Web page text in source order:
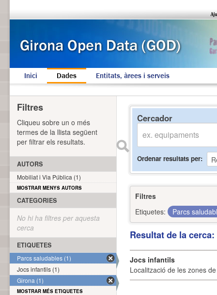
Inici Dades Entitats, àrees i serveis
Cercador
Ordenar resultats per
Filtres
Etiquetes:
Parcs
Resultat de la
Jocs infantils
Localització de les zones
Filtres
Cliqueu sobre un o més
termes de la llista següent
per filtrar els resultats.
AUTORS
Mobiliat i Via Pública (1)
MOSTRAR MENYS AUTORS
CATEGORIES
No hi ha filtres per aquesta
cerca
ETIQUETES
Parcs saludables (1)
Jocs infantils (1)
Girona (1)
MOSTRAR MÉS ETIQUETES